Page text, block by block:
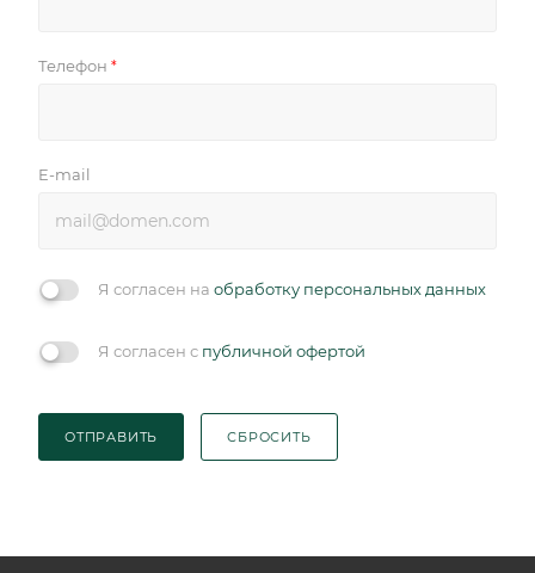
Телефон *
E-mail
Я согласен на обработку персональных данных
Я согласен с публичной офертой
ОТПРАВИТЬ СБРОСИТЬ